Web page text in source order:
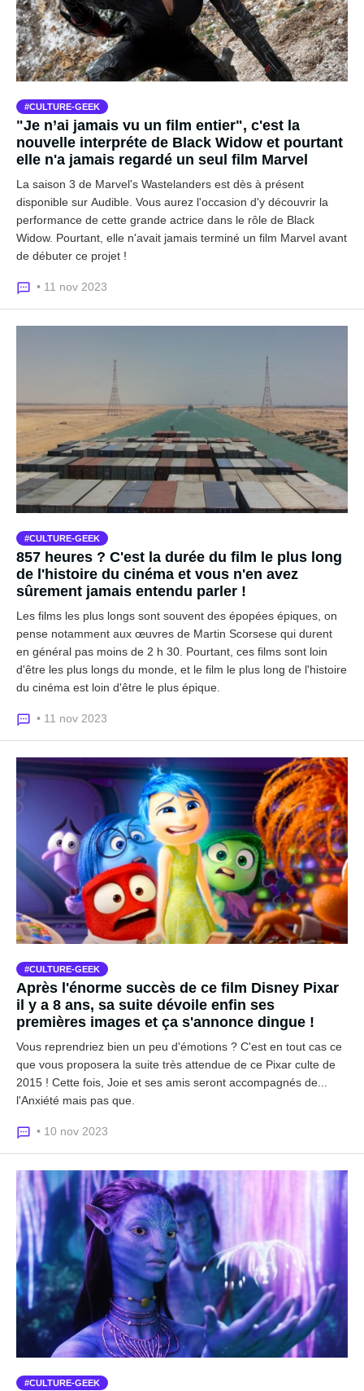
CULTURE-GEEK
"Je n’ai jamais vu un film entier", c'est la
nouvelle interpréte de Black Widow et pourtant
elle n'a jamais regardé un seul film Marvel
La saison 3 de Marvel's Wastelanders est dès à présent
disponible sur Audible. Vous aurez l'occasion d'y découvrir la
performance de cette grande actrice dans le rôle de Black
Widow. Pourtant, elle n'avait jamais terminé un film Marvel avant
de débuter ce projet !
• 11 nov 2023
CULTURE-GEEK
857 heures ? C'est la durée du film le plus long
de l'histoire du cinéma et vous n'en avez
sûrement jamais entendu parler !
Les films les plus longs sont souvent des épopées épiques, on
pense notamment aux œuvres de Martin Scorsese qui durent
en général pas moins de 2 h 30. Pourtant, ces films sont loin
d'être les plus longs du monde, et le film le plus long de l'histoire
du cinéma est loin d'être le plus épique.
• 11 nov 2023
CULTURE-GEEK
Après l'énorme succès de ce film Disney Pixar
il y a 8 ans, sa suite dévoile enfin ses
premières images et ça s'annonce dingue !
Vous reprendriez bien un peu d'émotions ? C'est en tout cas ce
que vous proposera la suite très attendue de ce Pixar culte de
2015 ! Cette fois, Joie et ses amis seront accompagnés de...
l'Anxiété mais pas que.
• 10 nov 2023
CULTURE-GEEK